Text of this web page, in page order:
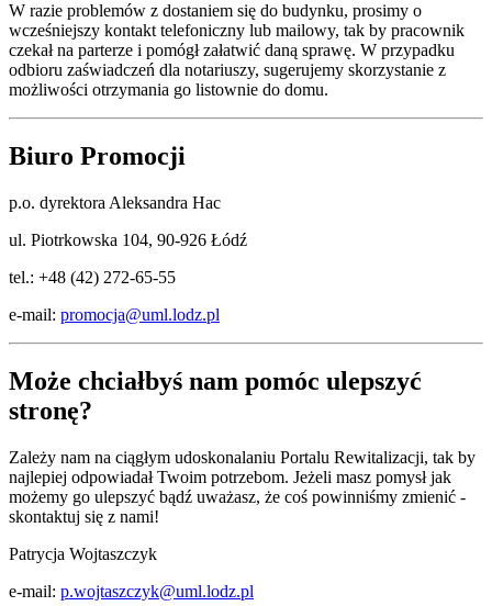
W razie problemów z dostaniem się do budynku, prosimy o
wcześniejszy kontakt telefoniczny lub mailowy, tak by pracownik
czekał na parterze i pomógł załatwić daną sprawę. W przypadku
odbioru zaświadczeń dla notariuszy, sugerujemy skorzystanie z
możliwości otrzymania go listownie do domu.
Biuro Promocji
p.o. dyrektora Aleksandra Hac
ul. Piotrkowska 104, 90-926 Łódź
tel.: +48 (42) 272-65-55
e-mail: promocja@uml.lodz.pl
Może chciałbyś nam pomóc ulepszyć
stronę?
Zależy nam na ciągłym udoskonalaniu Portalu Rewitalizacji, tak by
najlepiej odpowiadał Twoim potrzebom. Jeżeli masz pomysł jak
możemy go ulepszyć bądź uważasz, że coś powinniśmy zmienić -
skontaktuj się z nami!
Patrycja Wojtaszczyk
e-mail: p.wojtaszczyk@uml.lodz.pl